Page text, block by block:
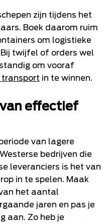
zijn tijdens het
Boek daarom ruim
om logistieke
twijfel of orders wel
om vooraf
in te winnen.
effectief
van lagere
bedrijven die
leveranciers is het van
in te spelen. Maak
het aantal
jaren en pas je
aan. Zo heb je